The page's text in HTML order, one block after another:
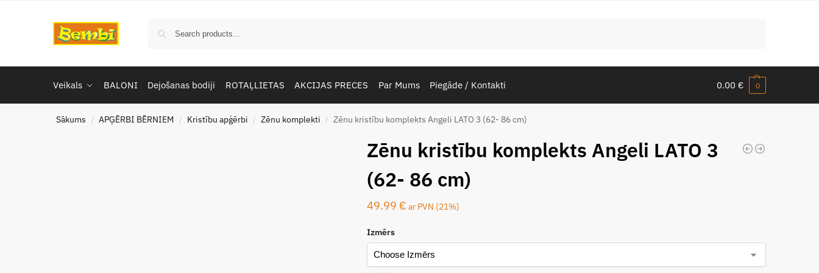
Veikals BALONI Dejošanas bodiji ROTAĻLIETAS AKCIJAS PRECES Par Mums Piegāde / Kontakti 0.00 € 0
Sākums / APĢĒRBI BĒRNIEM / Kristību apģērbi / Zēnu komplekti / Zēnu kristību komplekts Angeli LATO 3 (62- 86 cm)
Zēnu kristību komplekts Angeli LATO 3
(62- 86 cm)
49.99 € ar PVN (21%)
Izmērs